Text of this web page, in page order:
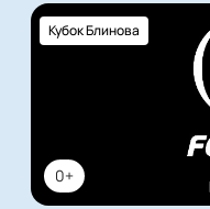
0+
Кубок Блинова